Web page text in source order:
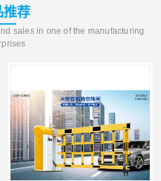
推荐
sales in one of the manufacturing